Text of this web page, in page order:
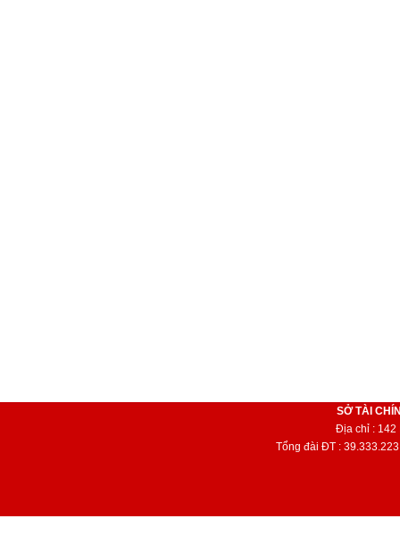
SỞ TÀI
Địa chỉ : 142
Tổng đài ĐT :